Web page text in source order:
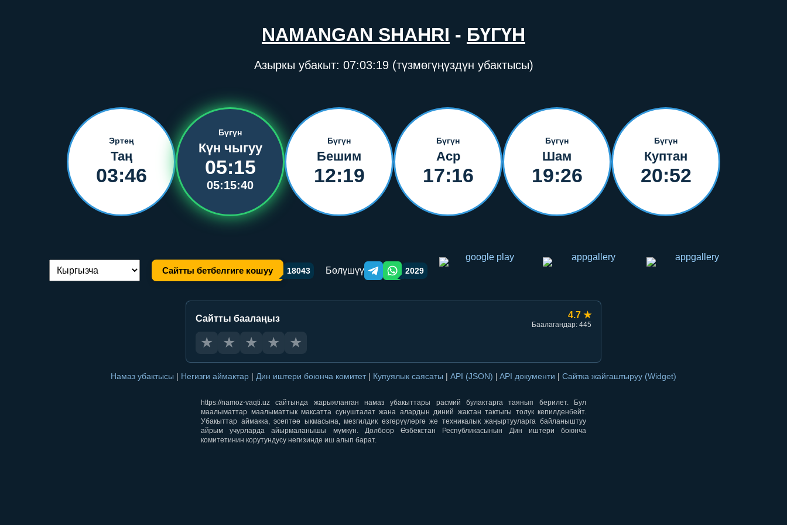
NAMANGAN SHAHRI - БҮГҮН
Азыркы убакыт: 07:03:19(түзмөгүңүздүн убактысы)
Эртең
Таң
03:46
Бүгүн
Күн чыгуу
05:15
05:15:40
Бүгүн
Бешим
12:19
Бүгүн
Аср
17:16
Бүгүн
Шам
19:26
Бүгүн
Куптан
20:52
Тилди алмаштыруу: Сайтты бетбелгиге кошуу 18043 Бөлүшүү Telegram orqali ulashish
WhatsApp orqali ulashish
2029
Сайтты баалаңыз 4.7 ★
Баалагандар: 445
★ ★ ★ ★ ★
Намаз убактысы | Негизги аймактар | Дин иштери боюнча комитет | Купуялык саясаты | API (JSON) | API документи | Сайтка жайгаштыруу (Widget)
https://namoz-vaqti.uz сайтында жарыяланган намаз убакыттары расмий булактарга таянып берилет. Бул
маалыматтар маалыматтык максатта сунушталат жана алардын диний жактан тактыгы толук кепилденбейт.
Убакыттар аймакка, эсептөө ыкмасына, мезгилдик өзгөрүүлөргө же техникалык жаңыртууларга байланыштуу
айрым учурларда айырмаланышы мүмкүн. Долбоор Өзбекстан Республикасынын Дин иштери боюнча
комитетинин корутундусу негизинде иш алып барат.